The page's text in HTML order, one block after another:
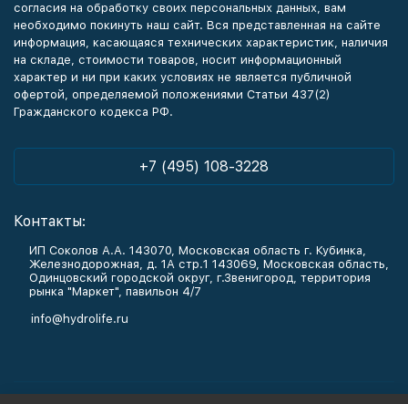
согласия на обработку своих персональных данных, вам
необходимо покинуть наш сайт. Вся представленная на сайте
информация, касающаяся технических характеристик, наличия
на складе, стоимости товаров, носит информационный
характер и ни при каких условиях не является публичной
офертой, определяемой положениями Статьи 437(2)
Гражданского кодекса РФ.
+7 (495) 108-3228
Контакты:
ИП Соколов А.А. 143070, Московская область г. Кубинка,
Железнодорожная, д. 1А стр.1 143069, Московская область,
Одинцовский городской округ, г.Звенигород, территория
рынка "Маркет", павильон 4/7
info@hydrolife.ru